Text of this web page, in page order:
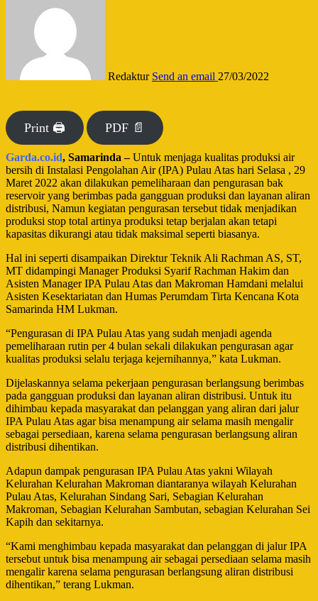
Redaktur Send an email 27/03/2022
Print 🖨 PDF 📄
Garda.co.id, Samarinda –Untuk menjaga kualitas produksi air
bersih di Instalasi Pengolahan Air (IPA) Pulau Atas hari Selasa , 29
Maret 2022 akan dilakukan pemeliharaan dan pengurasan bak
reservoir yang berimbas pada gangguan produksi dan layanan aliran
distribusi, Namun kegiatan pengurasan tersebut tidak menjadikan
produksi stop total artinya produksi tetap berjalan akan tetapi
kapasitas dikurangi atau tidak maksimal seperti biasanya.
Hal ini seperti disampaikan Direktur Teknik Ali Rachman AS, ST,
MT didampingi Manager Produksi Syarif Rachman Hakim dan
Asisten Manager IPA Pulau Atas dan Makroman Hamdani melalui
Asisten Kesektariatan dan Humas Perumdam Tirta Kencana Kota
Samarinda HM Lukman.
“Pengurasan di IPA Pulau Atas yang sudah menjadi agenda
pemeliharaan rutin per 4 bulan sekali dilakukan pengurasan agar
kualitas produksi selalu terjaga kejernihannya,” kata Lukman.
Dijelaskannya selama pekerjaan pengurasan berlangsung berimbas
pada gangguan produksi dan layanan aliran distribusi. Untuk itu
dihimbau kepada masyarakat dan pelanggan yang aliran dari jalur
IPA Pulau Atas agar bisa menampung air selama masih mengalir
sebagai persediaan, karena selama pengurasan berlangsung aliran
distribusi dihentikan.
Adapun dampak pengurasan IPA Pulau Atas yakni Wilayah
Kelurahan Kelurahan Makroman diantaranya wilayah Kelurahan
Pulau Atas, Kelurahan Sindang Sari, Sebagian Kelurahan
Makroman, Sebagian Kelurahan Sambutan, sebagian Kelurahan Sei
Kapih dan sekitarnya.
“Kami menghimbau kepada masyarakat dan pelanggan di jalur IPA
tersebut untuk bisa menampung air sebagai persediaan selama masih
mengalir karena selama pengurasan berlangsung aliran distribusi
dihentikan,” terang Lukman.